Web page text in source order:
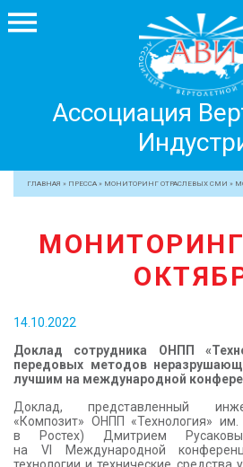
Ассоциация
Вертолетной
Индустрии
+7 499 755 99 29
ЧЛЕНЫ АВИ
МЕРОПРИЯТИЯ
ЖУРНАЛ
ПРЕССА
КОНТАКТЫ
ГЛАВНАЯ » ПРЕССА » МОНИТОРИНГ ОТРАСЛЕВЫХ СМИ »
14.10.2022
Доклад сотрудника ОНПП
передовых методов
лучшим на международной
Доклад, представленный
«Композит» ОНПП «Технология»
в Ростех) Дмитрием
на VI Международной